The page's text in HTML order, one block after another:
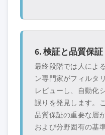
6. 検証と品質保証
最終段階では人によ
ン専門家がフィルタ
レビューし、自動化
誤りを発見します。
品質保証の重要な層
および分野固有の基